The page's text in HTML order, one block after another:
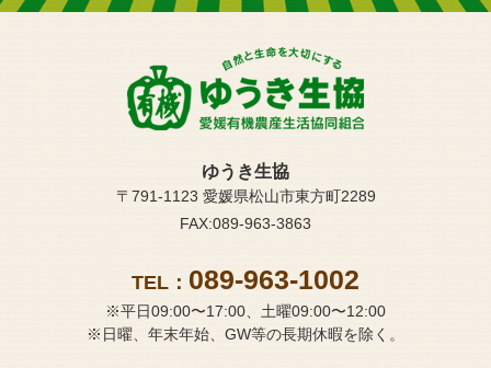
ゆうき生協
〒791-1123 愛媛県松山市東方町2289
FAX:089-963-3863
TEL： 089-963-1002
※平日09:00〜17:00、土曜09:00〜12:00
※日曜、年末年始、GW等の長期休暇を除く。